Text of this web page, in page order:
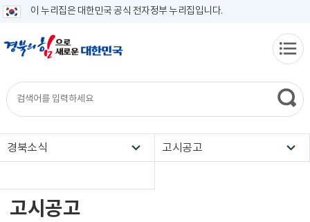
이 누리집은 대한민국 공식 전자정부 누리집입니다.
경북소식 고시공고
고시공고